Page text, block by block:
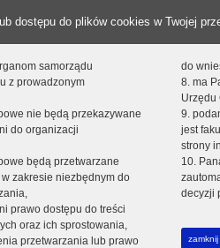
dostępu do plików cookies w Twojej
samorządu
z prowadzonym
nie będą przekazywane
do organizacji
będą przetwarzane
zakresie niezbędnym do
prawo dostępu do treści
oraz ich sprostowania,
przetwarzania lub prawo
do
8. ma
Urzędu
9.
jest
strony
10.
decyzji
zamknij